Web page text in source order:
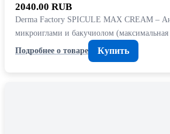
2040.00 RUB
Derma Factory SPICULE MAX CREAM –
микроиглами и бакучиолом
Подробнее о товаре
Купить